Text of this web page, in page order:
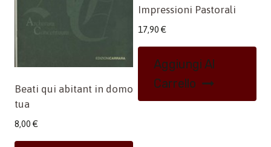
Beati qui abitant in domo
tua
8,00 €
Impressioni Pastorali
17,90 €
Aggiungi Al
Carrello